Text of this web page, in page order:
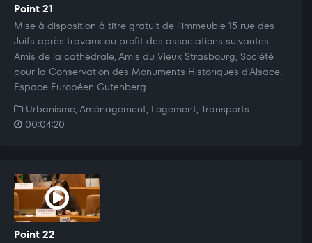
Point 21
Mise à disposition à titre gratuit de l'immeuble 15 rue des
Juifs après travaux au profit des associations suivantes :
Amis de la cathédrale, Amis du Vieux Strasbourg, Société
pour la Conservation des Monuments Historiques d'Alsace,
Espace Européen Gutenberg.
Urbanisme, Aménagement, Logement, Transports
00:04:20
Point 22